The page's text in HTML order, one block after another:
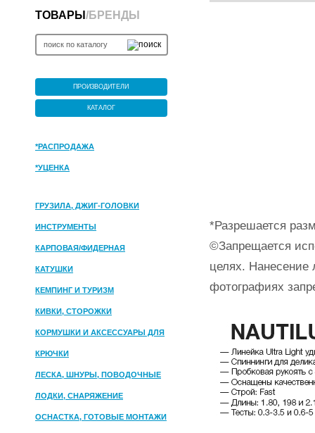
ТОВАРЫ /БРЕНДЫ
ПРОИЗВОДИТЕЛИ
КАТАЛОГ
*РАСПРОДАЖА
*УЦЕНКА
ГРУЗИЛА, ДЖИГ-ГОЛОВКИ
ИНСТРУМЕНТЫ
КАРПОВАЯ/ФИДЕРНАЯ
КАТУШКИ
КЕМПИНГ И ТУРИЗМ
КИВКИ, СТОРОЖКИ
КОРМУШКИ И АКСЕССУАРЫ ДЛЯ
ПРИКОРМКИ
КРЮЧКИ
ЛЕСКА, ШНУРЫ, ПОВОДОЧНЫЕ
МАТЕРИАЛЫ
ЛОДКИ, СНАРЯЖЕНИЕ
ОСНАСТКА, ГОТОВЫЕ МОНТАЖИ
*Разрешается
©Запрещается
целях. Нанесение
фотографиях